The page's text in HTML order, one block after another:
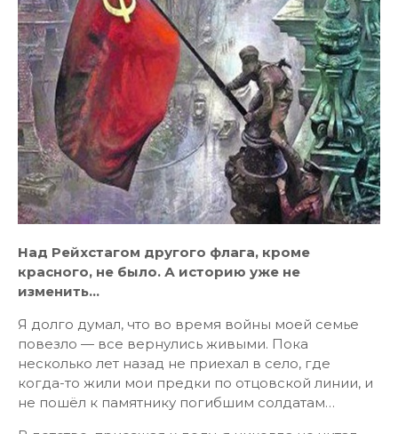
Над Рейхстагом другого флага, кроме
красного, не было. А историю уже не
изменить…
Я долго думал, что во время войны моей семье
повезло — все вернулись живыми. Пока
несколько лет назад не приехал в село, где
когда-то жили мои предки по отцовской линии, и
не пошёл к памятнику погибшим солдатам…